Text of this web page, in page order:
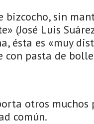
bizcocho, sin
(José Luis
ésta es «muy
con pasta de
otros
común.